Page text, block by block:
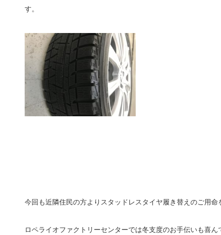
す。
今回も近隣住民の方よりスタッドレスタイヤ履き替えのご用命
ロペライオファクトリーセンターでは冬支度のお手伝いも喜